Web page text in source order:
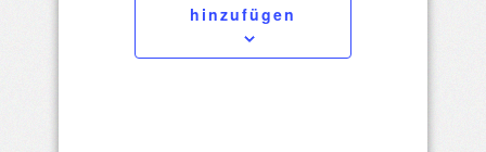
hinzufügen